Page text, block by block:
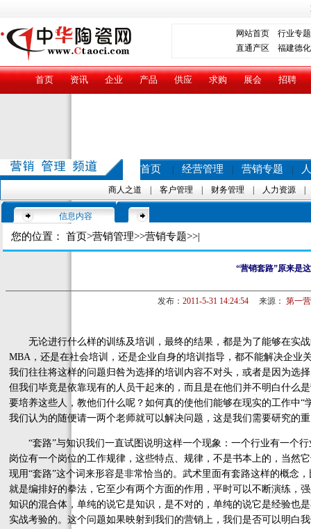
网站首页
行业专题
直通产区 福建德化
首页 资讯 企业 产品 供应 求购 展会 招聘
首页 经营管理 营销专题
商人之道 客户管理 财务管理 人力资源
信息内容
您的位置： 首页>营销管理>>营销专题>>|
“营销套路”原来是
发布： 2011-5-31 14:24:54 来源： 第一
无论进行什么样的训练及培训，最终的结果，都是为了能够在实
MBA，还是在社会培训，还是企业自身的培训指导，都不能解决企业
我们往往将这样的问题归咎为选择的培训内容不对头，或者是因为选
但我们毕竟是依靠现有的人员干起来的，而且是在他们并不明白什么
要培养这些人，教他们什么呢？如何真的使他们能够在现实的工作中
我们认为的随便请一两个老师就可以解决问题，这是我们需要研究的
“套路”与知识我们一直试图说明这样一个现象：一个行业有一个行
岗位有一个岗位的工作规律，这些特点、规律，不是书本上的，当然
现用“套路”这个词来形容是非常恰当的。武术里面有套路这样的概念
就是编排好的拳法，它至少有两个方面的作用，平时可以不断演练，
知识的混合体，单纯的说它是知识，是不对的，单纯的说它是经验也
实战考验的。这个问题如果映射到我们的营销上，我们是否可以明白